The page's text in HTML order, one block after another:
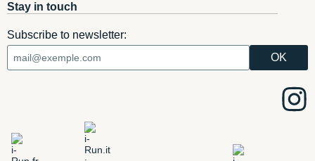
Stay in touch
Subscribe to newsletter: